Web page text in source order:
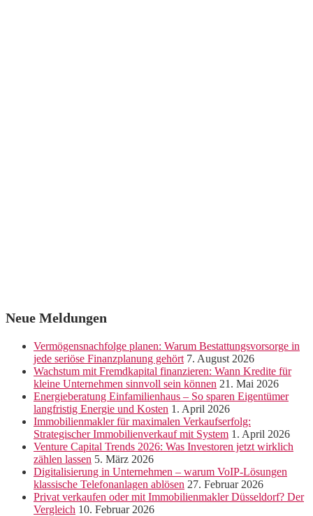
Neue Meldungen
Vermögensnachfolge planen: Warum Bestattungsvorsorge in
jede seriöse Finanzplanung gehört 7. August 2026
Wachstum mit Fremdkapital finanzieren: Wann Kredite für
kleine Unternehmen sinnvoll sein können 21. Mai 2026
Energieberatung Einfamilienhaus – So sparen Eigentümer
langfristig Energie und Kosten 1. April 2026
Immobilienmakler für maximalen Verkaufserfolg:
Strategischer Immobilienverkauf mit System 1. April 2026
Venture Capital Trends 2026: Was Investoren jetzt wirklich
zählen lassen 5. März 2026
Digitalisierung in Unternehmen – warum VoIP-Lösungen
klassische Telefonanlagen ablösen 27. Februar 2026
Privat verkaufen oder mit Immobilienmakler Düsseldorf? Der
Vergleich 10. Februar 2026